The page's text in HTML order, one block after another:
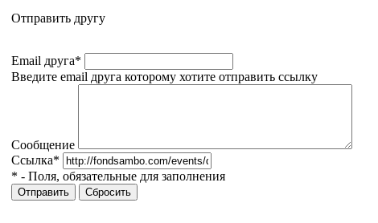
Отправить другу
Email друга*
Введите email друга которому хотите отправить ссылку
Сообщение
Ссылка*
* - Поля, обязательные для заполнения